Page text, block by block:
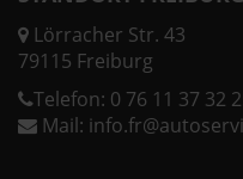
Lörracher Str. 43
79115 Freiburg
Telefon: 0 76 11 37 32
Mail: